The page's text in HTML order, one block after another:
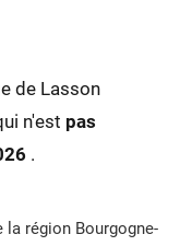
de Lasson
n'est pas
.
la région Bourgogne-